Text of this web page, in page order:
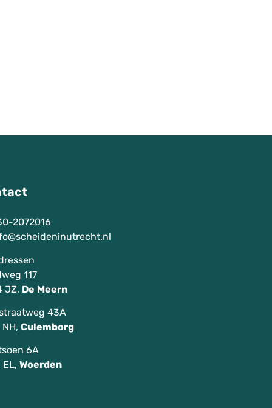
2072016
117
JZ, De Meern
43A
Culemborg
6A
Woerden